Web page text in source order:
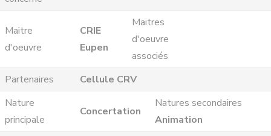
Maitre
d'oeuvre
CRIE
Eupen
Maitres
d'oeuvre
associés
Partenaires
Cellule CRV
Nature
principale
Concertation
Natures secondaires
Animation